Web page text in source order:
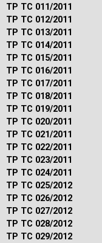
ТР ТС 011/2011
ТР ТС 012/2011
ТР ТС 013/2011
ТР ТС 014/2011
ТР ТС 015/2011
ТР ТС 016/2011
ТР ТС 017/2011
ТР ТС 018/2011
ТР ТС 019/2011
ТР ТС 020/2011
ТР ТС 021/2011
ТР ТС 022/2011
ТР ТС 023/2011
ТР ТС 024/2011
ТР ТС 025/2012
ТР ТС 026/2012
ТР ТС 027/2012
ТР ТС 028/2012
ТР ТС 029/2012